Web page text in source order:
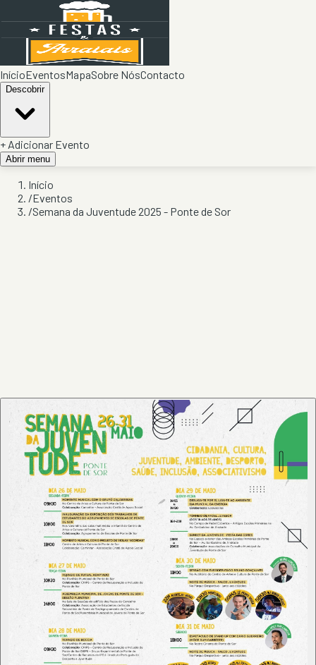
InícioEventosMapaSobre NósContacto
Descobrir
+ Adicionar Evento
Abrir menu
Início
/Eventos
/Semana da Juventude 2025 - Ponte de Sor